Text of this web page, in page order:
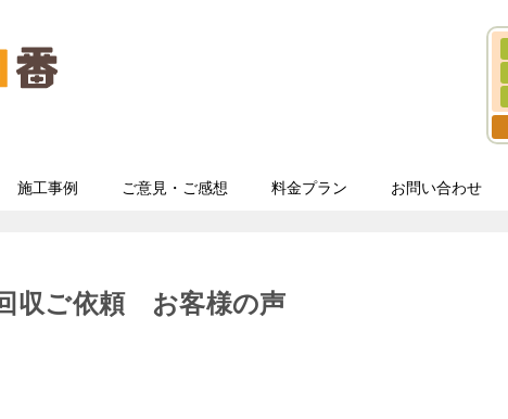
施工事例 ご意見・ご感想 料金プラン お問い合わせ
収ご依頼 お客様の声